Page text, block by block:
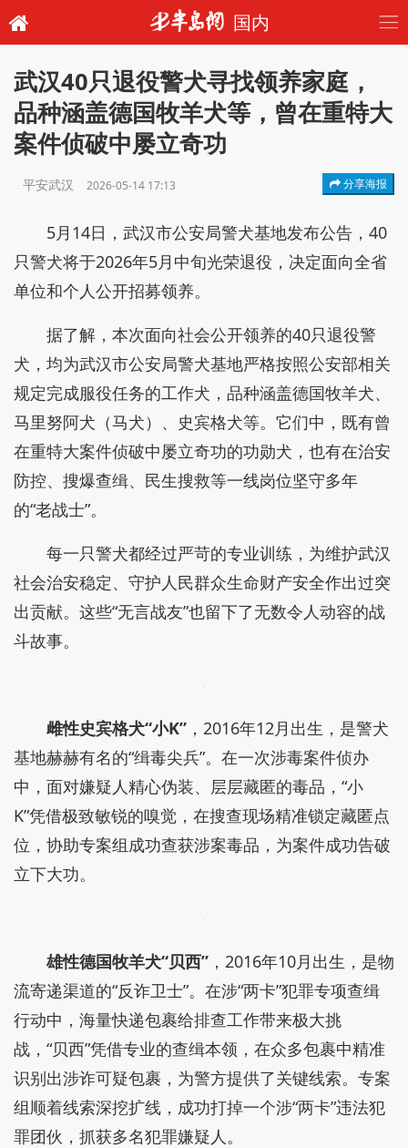
国内
武汉40只退役警犬寻找领养家庭，
品种涵盖德国牧羊犬等，曾在重特大
案件侦破中屡立奇功
平安武汉 2026-05-14 17:13 分享海报
5月14日，武汉市公安局警犬基地发布公告，40
只警犬将于2026年5月中旬光荣退役，决定面向全省
单位和个人公开招募领养。
据了解，本次面向社会公开领养的40只退役警
犬，均为武汉市公安局警犬基地严格按照公安部相关
规定完成服役任务的工作犬，品种涵盖德国牧羊犬、
马里努阿犬（马犬）、史宾格犬等。它们中，既有曾
在重特大案件侦破中屡立奇功的功勋犬，也有在治安
防控、搜爆查缉、民生搜救等一线岗位坚守多年
的“老战士”。
每一只警犬都经过严苛的专业训练，为维护武汉
社会治安稳定、守护人民群众生命财产安全作出过突
出贡献。这些“无言战友”也留下了无数令人动容的战
斗故事。
雌性史宾格犬“小K” ，2016年12月出生，是警犬
基地赫赫有名的“缉毒尖兵”。在一次涉毒案件侦办
中，面对嫌疑人精心伪装、层层藏匿的毒品，“小
K”凭借极致敏锐的嗅觉，在搜查现场精准锁定藏匿点
位，协助专案组成功查获涉案毒品，为案件成功告破
立下大功。
雄性德国牧羊犬“贝西” ，2016年10月出生，是物
流寄递渠道的“反诈卫士”。在涉“两卡”犯罪专项查缉
行动中，海量快递包裹给排查工作带来极大挑
战，“贝西”凭借专业的查缉本领，在众多包裹中精准
识别出涉诈可疑包裹，为警方提供了关键线索。专案
组顺着线索深挖扩线，成功打掉一个涉“两卡”违法犯
罪团伙，抓获多名犯罪嫌疑人。